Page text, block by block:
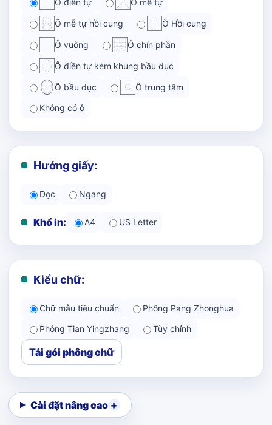
Ô mễ tự hồi cung Ô Hồi cung
Ô vuông Ô chín phần
Ô điền tự kèm khung bầu dục
Ô bầu dục Ô trung tâm
Không có ô
Hướng giấy:
Dọc Ngang
Khổ in: A4 US Letter
Kiểu chữ:
Chữ mẫu tiêu chuẩn
Phông Pang Zhonghua
Phông Tian Yingzhang
Tùy chỉnh
Tải gói phông chữ
Cài đặt nâng cao